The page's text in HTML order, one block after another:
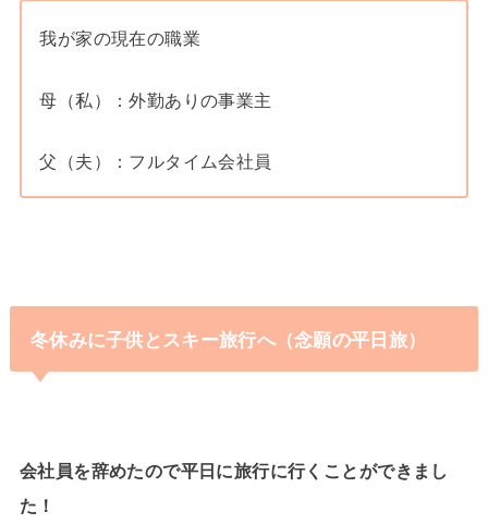
我が家の現在の職業
母（私）：外勤ありの事業主
父（夫）：フルタイム会社員
冬休みに子供とスキー旅行へ（念願の平日旅）
会社員を辞めたので平日に旅行に行くことができまし
た！